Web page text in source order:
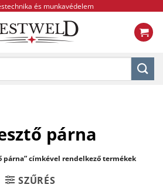
és munkavédelem
párna
párna” címkével rendelkező termékek
SZŰRÉS